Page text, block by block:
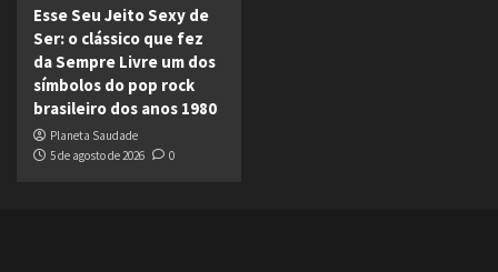
Esse Seu Jeito Sexy de
Ser: o clássico que fez
da Sempre Livre um dos
símbolos do pop rock
brasileiro dos anos 1980
Planeta Saudade
5 de agosto de 2026
0